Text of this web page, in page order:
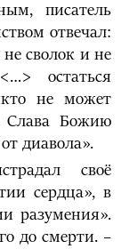
писатель
отвечал:
сволок и не
остаться
не может
Слава Божию
диавола».
своё
сердца», в
разумения».
до смерти. –